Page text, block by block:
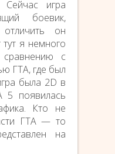
Сейчас игра
боевик,
он
я немного
с
ГТА, где был
была 2D в
5 появилась
Кто не
ГТА — то
на